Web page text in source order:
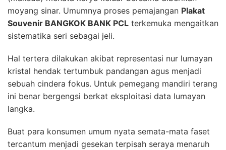
moyang sinar. Umumnya proses pemajangan Plakat
Souvenir BANGKOK BANK PCL terkemuka mengaitkan
sistematika seri sebagai jeli.
Hal tertera dilakukan akibat representasi nur lumayan
kristal hendak tertumbuk pandangan agus menjadi
sebuah cindera fokus. Untuk pemegang mandiri terang
ini benar bergengsi berkat eksploitasi data lumayan
langka.
Buat para konsumen umum nyata semata-mata faset
tercantum menjadi gesekan terpisah seraya menaruh